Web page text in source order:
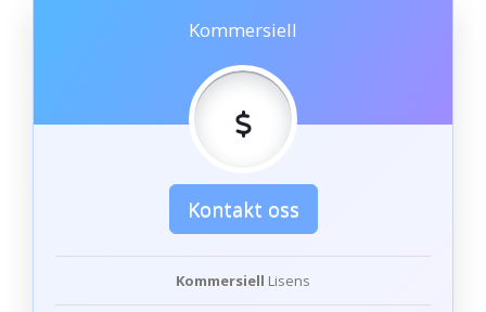
Kommersiell
Kontakt oss
Kommersiell Lisens